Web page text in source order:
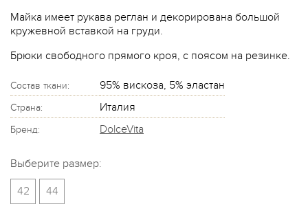
Майка имеет рукава реглан и декорирована большой
кружевной вставкой на груди.
Брюки свободного прямого кроя, с поясом на резинке.
Состав ткани: 95% вискоза, 5% эластан
Страна: Италия
Бренд: DolceVita
Выберите размер:
42
44